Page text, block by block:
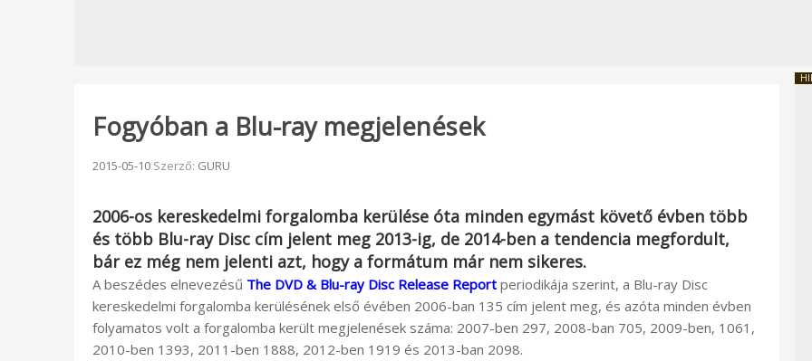
Fogyóban a Blu-ray megjelenések
Beküldve:
2015-05-10 Szerző: GURU
2006-os kereskedelmi forgalomba kerülése óta minden egymást követő évben több
és több Blu-ray Disc cím jelent meg 2013-ig, de 2014-ben a tendencia megfordult,
bár ez még nem jelenti azt, hogy a formátum már nem sikeres.
A beszédes elnevezésű The DVD & Blu-ray Disc Release Report periodikája szerint, a Blu-ray Disc
kereskedelmi forgalomba kerülésének első évében 2006-ban 135 cím jelent meg, és azóta minden évben
folyamatos volt a forgalomba került megjelenések száma: 2007-ben 297, 2008-ban 705, 2009-ben, 1061,
2010-ben 1393, 2011-ben 1888, 2012-ben 1919 és 2013-ban 2098.